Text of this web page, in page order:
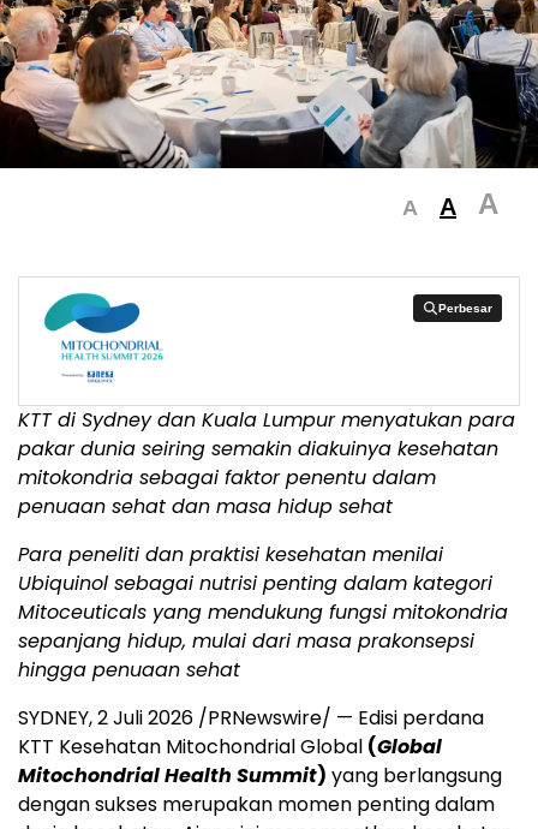
A A A
Perbesar
Perbesar
KTT di Sydney dan Kuala Lumpur menyatukan para
pakar dunia seiring semakin diakuinya kesehatan
mitokondria sebagai faktor penentu dalam
penuaan sehat dan masa hidup sehat
Para peneliti dan praktisi kesehatan menilai
Ubiquinol sebagai nutrisi penting dalam kategori
Mitoceuticals yang mendukung fungsi mitokondria
sepanjang hidup, mulai dari masa prakonsepsi
hingga penuaan sehat
SYDNEY, 2 Juli 2026 /PRNewswire/ — Edisi perdana
KTT Kesehatan Mitochondrial Global (Global
Mitochondrial Health Summit) yang berlangsung
dengan sukses merupakan momen penting dalam